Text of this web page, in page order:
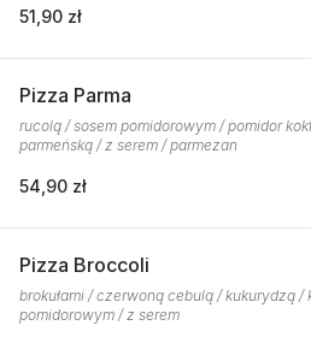
51,90 zł
Pizza Parma
rucolą / sosem pomidorowym / pomidor
parmeńską / z serem / parmezan
54,90 zł
Pizza Broccoli
brokułami / czerwoną cebulą / kukurydzą /
pomidorowym / z serem